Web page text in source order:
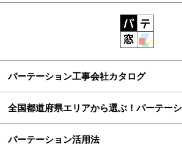
パーテーション工事会社カタログ
全国都道府県エリアから選ぶ！パーテー
パーテーション活用法